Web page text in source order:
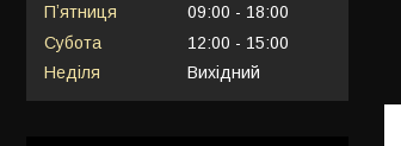
Пʼятниця
09:00
18:00
Субота
12:00
15:00
Неділя
Вихідний